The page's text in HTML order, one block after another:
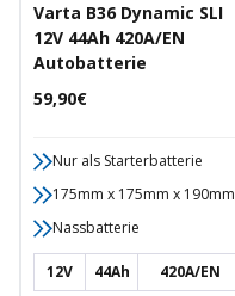
Varta B36 Dynamic SLI
12V 44Ah 420A/EN
Autobatterie
Angebotspreis
59,90€
Nur als Starterbatterie
175mm x 175mm x 190mm
Nassbatterie
12V 44Ah 420A/EN